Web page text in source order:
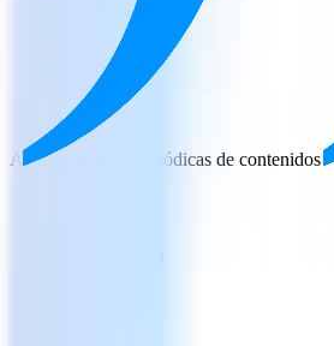
Actualizaciones periódicas de contenidos